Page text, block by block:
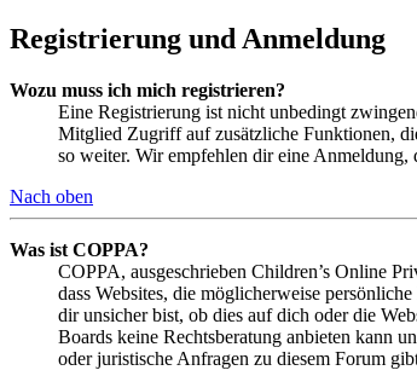
Registrierung und Anmeldung
Wozu muss ich mich registrieren?
Eine Registrierung ist nicht unbedingt
Mitglied Zugriff auf zusätzliche Funktionen,
so weiter. Wir empfehlen dir eine
Nach oben
Was ist COPPA?
COPPA, ausgeschrieben Children’s Online
dass Websites, die möglicherweise
dir unsicher bist, ob dies auf dich oder die
Boards keine Rechtsberatung anbieten kann
oder juristische Anfragen zu diesem Forum